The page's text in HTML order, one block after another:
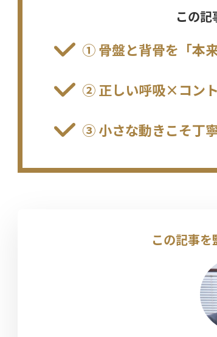
この記
① 骨盤と背骨を「本
② 正しい呼吸×コン
③ 小さな動きこそ丁
この記事